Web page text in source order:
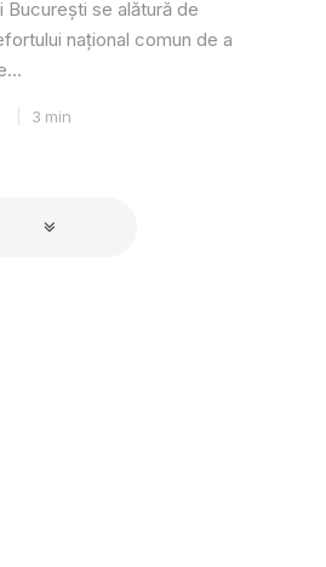
București se alătură de
național comun de a
3 min